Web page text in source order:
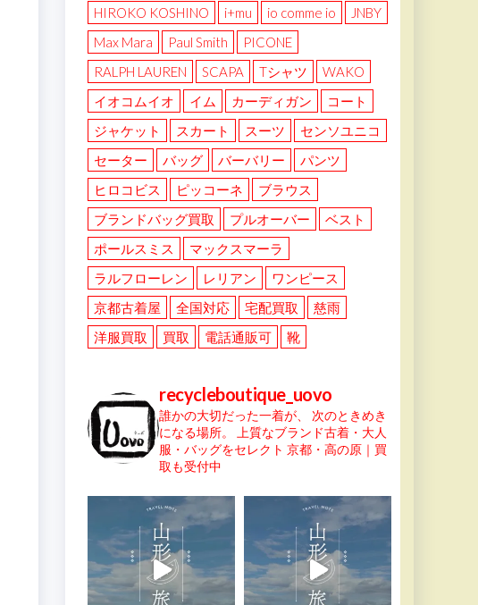
HIROKO KOSHINO
i+mu io comme io
JNBY
Max Mara
Paul Smith
PICONE
RALPH LAUREN
SCAPA Tシャツ
WAKO
イオコムイオ
イム カーディガン
コート
ジャケット
スカート スーツ
センソユニコ
セーター
バッグ バーバリー
パンツ
ヒロコビス
ピッコーネ
ブラウス
ブランドバッグ買取
プルオーバー
ベスト
ポールスミス
マックスマーラ
ラルフローレン
レリアン
ワンピース
京都古着屋
全国対応 宅配買取
慈雨
洋服買取
買取 電話通販可 靴
recycleboutique_uovo
誰かの大切だった一着が、
次のときめき
になる場所。
上質なブランド古着・大人
服・バッグをセレクト 京都・高の原｜買
取も受付中